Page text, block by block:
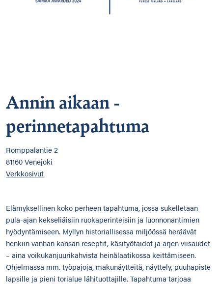
Annin aikaan -
perinnetapahtuma
Romppalantie 2
81160 Venejoki
Verkkosivut
Elämyksellinen koko perheen tapahtuma, jossa sukelletaan
pula-ajan kekseliäisiin ruokaperinteisiin ja luonnonantimien
hyödyntämiseen. Myllyn historiallisessa miljöössä heräävät
henkiin vanhan kansan reseptit, käsityötaidot ja arjen viisaudet
– aina voikukanjuurikahvista heinälaatikossa keittämiseen.
Ohjelmassa mm. työpajoja, makunäytteitä, näyttely, puuhapiste
lapsille ja pieni torialue lähituottajille. Tapahtuma tarjoaa